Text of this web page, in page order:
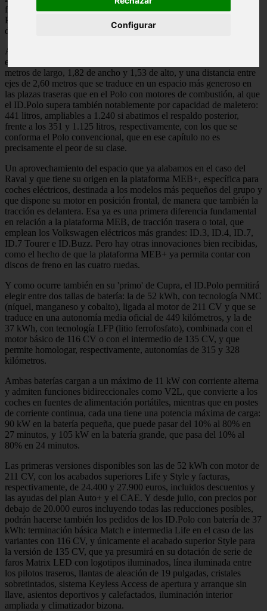
Configurar
fabricará en Navarra y del pequeño ID.Every1 que, producido en
Portugal, se sumará a la familia en 2027 para llenar el hueco que
dejó en su día el recordado e-Up!.
Además, el nuevo modelo cumple a rajatabla las dimensiones
exteriores habituales en el segmento de los utilitarios, con 4,05
metros de largo, 1,82 de ancho y 1,53 de alto, y una distancia entre
ejes de 2,60 metros que se traduce en un espacio más generoso en
las plazas traseras que en el Polo con motores de combustión, al que
el ID.Polo supera también notablemente por capacidad de maletero:
441 litros, ampliables a 1.240 si abatimos el respaldo posterior,
frente a los 351 y 1.125 litros, respectivamente, con los que se
conforma el Polo convencional, que en ese capítulo no es
precisamente el peor de su clase.
Un aprovechamiento del espacio que ya alabamos en el caso del
Raval y que tiene su origen en la plataforma MEB+, específica para
coches eléctricos, destinada a los modelos más pequeños del grupo y
que dispone su motor en posición frontal, de manera que también la
tracción es delantera. Esa ya es una primera diferencia fundamental
en relación a la plataforma MEB, de tracción trasera o total, que
emplean los Volkswagen eléctricos más grandes: ID.3, ID.4, ID.7,
ID.7 Tourer e ID.Buzz. Pero hay otras innovaciones bien recibidas,
como el hecho de que la plataforma MEB+ ya permita contar con
discos de freno en las cuatro ruedas.
Y como ocurre también en su 'primo' de Cupra, el ID.Polo permitirá
elegir entre dos tallas de batería: la de 52 kWh, con tecnología NMC
(níquel, manganeso y cobalto), ligada al motor de 211 CV y que se
traduce en una autonomía media oficial de 449 kilómetros, y la de
37 kWh, con tecnología LFP (litio ferrofosfato), combinada con el
motor básico de 116 CV o con el intermedio de 135 CV, y que
permite homologar, respectivamente, autonomías de 315 y 328
kilómetros.
Ambas baterías cargan a un máximo de 11 kW con corriente alterna
y admiten funciones bidireccionales como V2L, que convierte a los
coches en fuentes de alimentación portátiles, mientras que en postes
de corriente continua, cada una tiene una potencia máxima de carga:
90 kW en la batería pequeña, que puede pasar del 10% al 80% en
27 minutos, y 105 kW en la batería grande, que pasa del 10% al
80% en 24 minutos.
Las primeras versiones disponibles son las de 52 kWh con motor de
211 CV, con los acabados superiores Life y Style y facturas,
respectivamente, de 24.400 y 27.900 euros, incluidos descuentos y
las ayudas del plan Auto+ y el CAE. Y desde julio, con precios por
debajo de 20.000 euros incluyendo todas las reducciones posibles,
podrán hacerse también los pedidos de los ID.Polo con batería de 37
kWh: terminación básica Match e intermedia Life en el caso de las
variantes con 116 CV, y únicamente el acabado superior Style para
la versión de 135 CV, que ya presumirá en su dotación de serie de
faros Matrix LED con logotipos iluminados, línea iluminada entre
los pilotos traseros, llantas de aleación de 19 pulgadas, cristales
sobretintados, sistema Keyless Access de apertura y arranque sin
llave, asientos deportivos y calefactados, iluminación interior
ampliada y climatizador bizona.